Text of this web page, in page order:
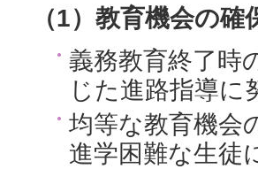
（1）教育機会の確
義務教育終了時
じた進路指導に
均等な教育機会
進学困難な生徒